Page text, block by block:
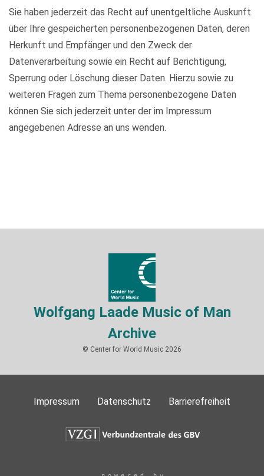
Sie haben jederzeit das Recht auf unentgeltliche Auskunft
über Ihre gespeicherten personenbezogenen Daten, deren
Herkunft und Empfänger und den Zweck der
Datenverarbeitung sowie ein Recht auf Berichtigung,
Sperrung oder Löschung dieser Daten. Hierzu sowie zu
weiteren Fragen zum Thema personenbezogene Daten
können Sie sich jederzeit unter der im Impressum
angegebenen Adresse an uns wenden.
Wolfgang Laade Music of Man
Archive
© Center for World Music 2026
Impressum Datenschutz Barrierefreiheit